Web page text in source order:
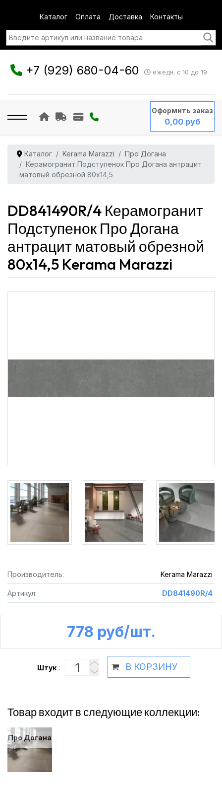
Каталог Оплата Доставка Контакты
+7 (929) 680-04-60 ежедн. с 10 до 19
Оформить заказ
0,00 руб
Каталог Kerama Marazzi
Про Догана
Керамогранит Подступенок Про Догана антрацит
матовый обрезной 80x14,5
DD841490R/4 Керамогранит
Подступенок Про Догана
антрацит матовый обрезной
80x14,5 Kerama Marazzi
Производитель: Kerama Marazzi
Артикул: DD841490R/4
778 руб /шт.
Штук: В КОРЗИНУ
Товар входит в следующие коллекции:
Про Догана